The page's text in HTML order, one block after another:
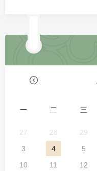
一 二 三
27 28 29
3
4 5
10
11 12